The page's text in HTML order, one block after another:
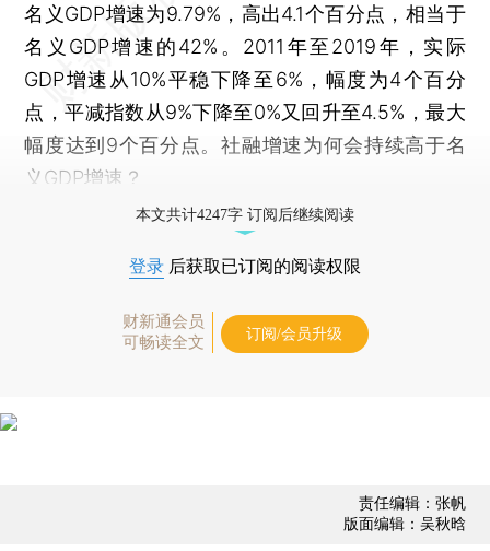
名义GDP增速为9.79%，高出4.1个百分点，相当于
名义GDP增速的42%。2011年至2019年，实际
GDP增速从10%平稳下降至6%，幅度为4个百分
点，平减指数从9%下降至0%又回升至4.5%，最大
幅度达到9个百分点。社融增速为何会持续高于名
义GDP增速？
本文共计4247字 订阅后继续阅读
登录 后获取已订阅的阅读权限
财新通会员
可畅读全文
订阅/会员升级
责任编辑：张帆
版面编辑：吴秋晗